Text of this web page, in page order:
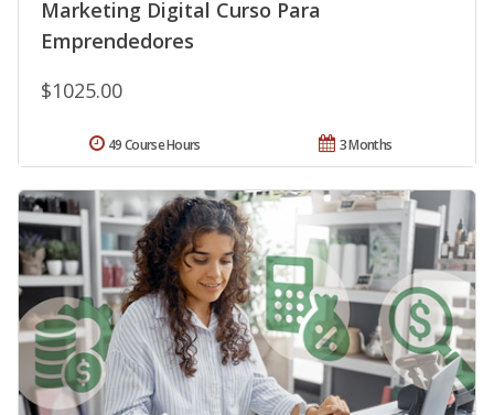
Marketing Digital Curso Para
Emprendedores
$1025.00
3 Months
49 Course Hours